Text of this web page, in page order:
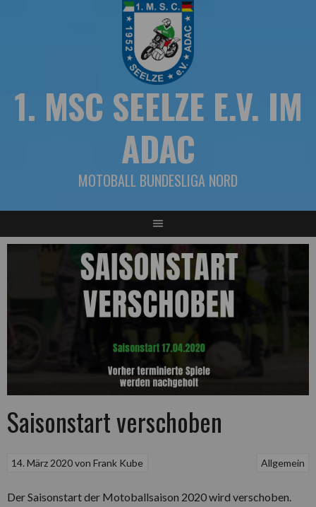
1. MSC SEELZE E.V. IM
ADAC
MOTOBALL BUNDESLIGA NORD
Saisonstart verschoben
Allgemein
14. März 2020vonFrank Kube
Der Saisonstart der Motoballsaison 2020 wird verschoben.